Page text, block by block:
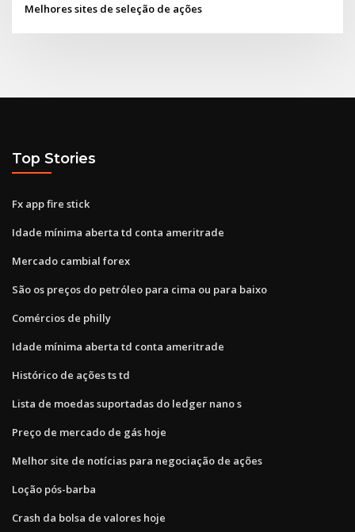
Melhores sites de seleção de ações
Top Stories
Fx app fire stick
Idade mínima aberta td conta ameritrade
Mercado cambial forex
São os preços do petróleo para cima ou para baixo
Comércios de philly
Idade mínima aberta td conta ameritrade
Histórico de ações ts td
Lista de moedas suportadas do ledger nano s
Preço de mercado de gás hoje
Melhor site de notícias para negociação de ações
Loção pós-barba
Crash da bolsa de valores hoje